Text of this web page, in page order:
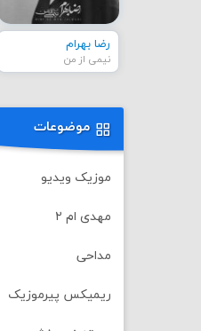
رضا بهرام
نیمی از من
موضوعات
موزیک ویدیو
مهدی ام ۲
مداحی
ریمیکس پیرموزیک